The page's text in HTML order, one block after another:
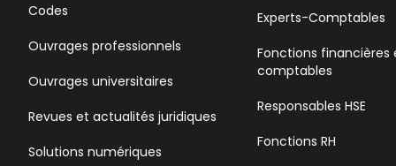
Codes
Ouvrages professionnels
Ouvrages universitaires
Revues et actualités juridiques
Solutions numériques
Experts-Comptables
Fonctions financières
comptables
Responsables HSE
Fonctions RH